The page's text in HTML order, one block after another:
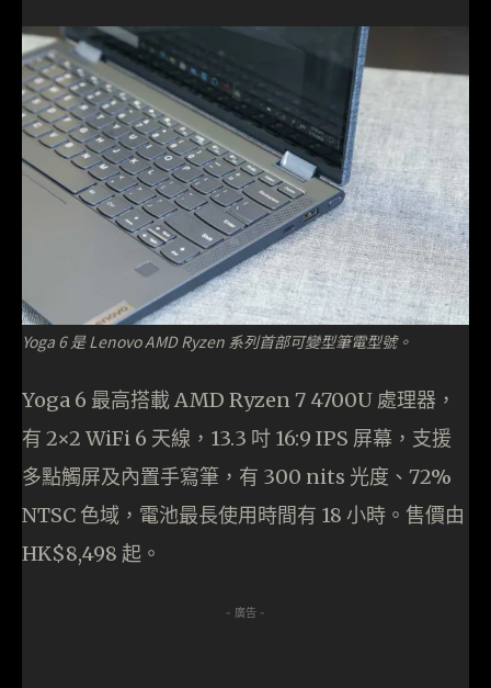
Yoga 6 是 Lenovo AMD Ryzen 系列首部可變型筆電型號。
Yoga 6 最高搭載 AMD Ryzen 7 4700U 處理器，
有 2×2 WiFi 6 天線，13.3 吋 16:9 IPS 屏幕，支援
多點觸屏及內置手寫筆，有 300 nits 光度、72%
NTSC 色域，電池最長使用時間有 18 小時。售價由
HK$8,498 起。
- 廣告 -